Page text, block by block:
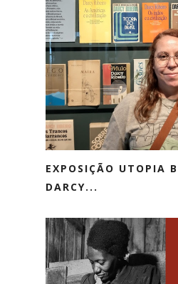
EXPOSIÇÃO UTOPIA
DARCY...